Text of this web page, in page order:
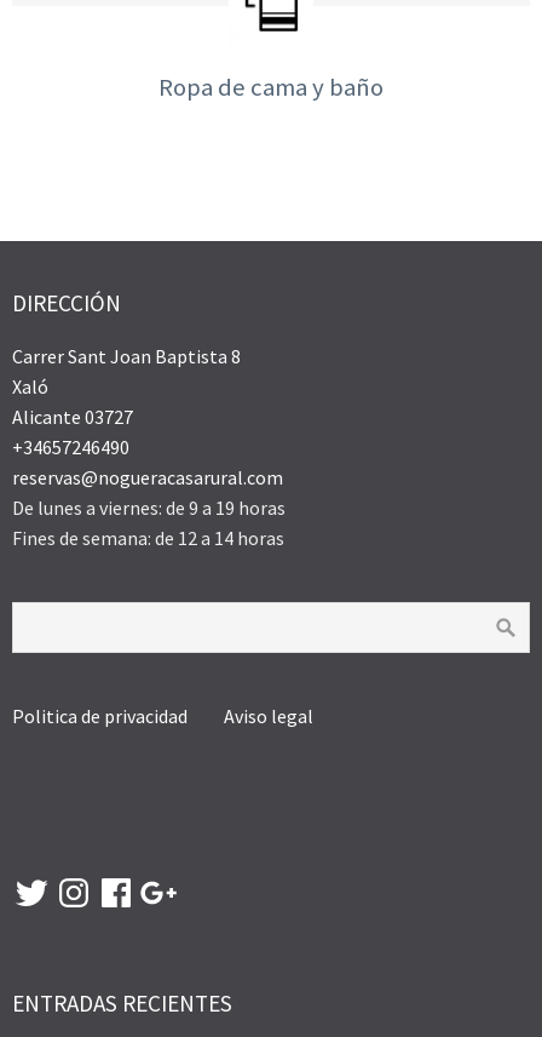
Ropa de cama y baño
DIRECCIÓN
Carrer Sant Joan Baptista 8
Xaló
Alicante 03727
+34657246490
reservas@nogueracasarural.com
De lunes a viernes: de 9 a 19 horas
Fines de semana: de 12 a 14 horas
Politica de privacidad Aviso legal
TwitterInstagramFacebookGoogle
+
ENTRADAS RECIENTES